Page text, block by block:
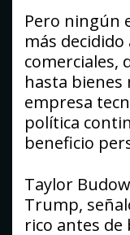
Pero ningún
más
comerciales,
hasta bienes
empresa
política
beneficio
Taylor
Trump,
rico antes de